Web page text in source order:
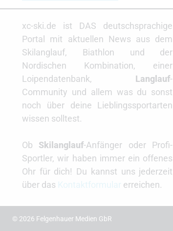
xc-ski.de ist DAS deutschsprachige
Portal mit aktuellen News aus dem
Skilanglauf, Biathlon und der
Nordischen Kombination, einer
Loipendatenbank, Langlauf-
Community und allem was du sonst
noch über deine Lieblingssportarten
wissen solltest.
Ob Skilanglauf-Anfänger oder Profi-
Sportler, wir haben immer ein offenes
Ohr für dich! Du kannst uns jederzeit
über das
erreichen.
© 2026 Felgenhauer Medien GbR